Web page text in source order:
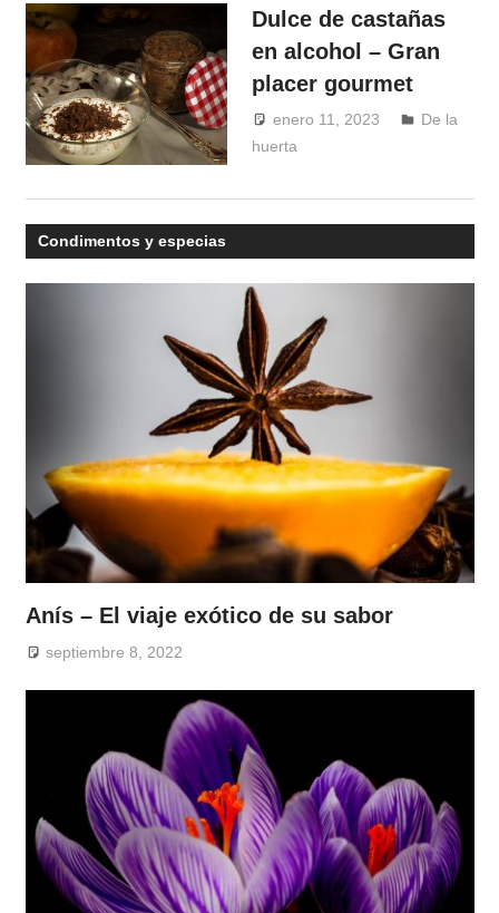
Dulce de castañas
en alcohol – Gran
placer gourmet
enero 11, 2023
De la
huerta
Condimentos y especias
Anís – El viaje exótico de su sabor
septiembre 8, 2022